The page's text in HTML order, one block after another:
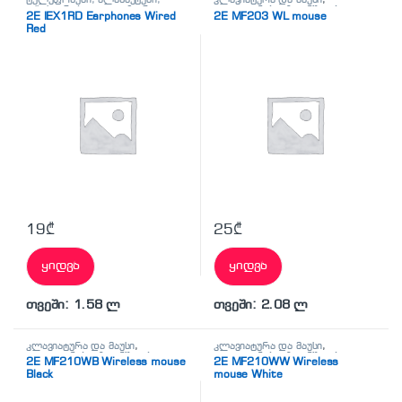
აქსესუარები,ტელევიზორი,
ყურსასმენები
2E IEX1RD Earphones Wired
Red
19₾
ყიდვა
თვეში: 1.58 ლ
ტელეფონები, პლანშეტები,
აქსესუარები,ტელევიზორი
2E MF203 WL mouse
25₾
ყიდვა
თვეში: 2.08 ლ
კლავიატურა და მაუსი,
ტელეფონები, პლანშეტები,
აქსესუარები,ტელევიზორი
2E MF210WB Wireless mouse
Black
კლავიატურა და მაუსი,
ტელეფონები, პლანშეტები,
აქსესუარები,ტელევიზორი
2E MF210WW Wireless
mouse White